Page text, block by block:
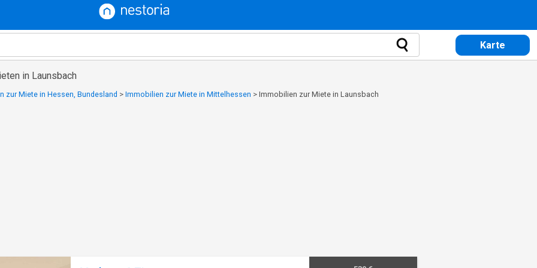
Karte
in Launsbach
zur Miete in Hessen, Bundesland > Immobilien zur Miete in Mittelhessen > Immobilien zur Miete in Launsbach